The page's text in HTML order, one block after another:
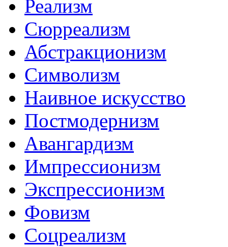
Реализм
Сюрреализм
Абстракционизм
Символизм
Наивное искусство
Постмодернизм
Авангардизм
Импрессионизм
Экспрессионизм
Фовизм
Соцреализм